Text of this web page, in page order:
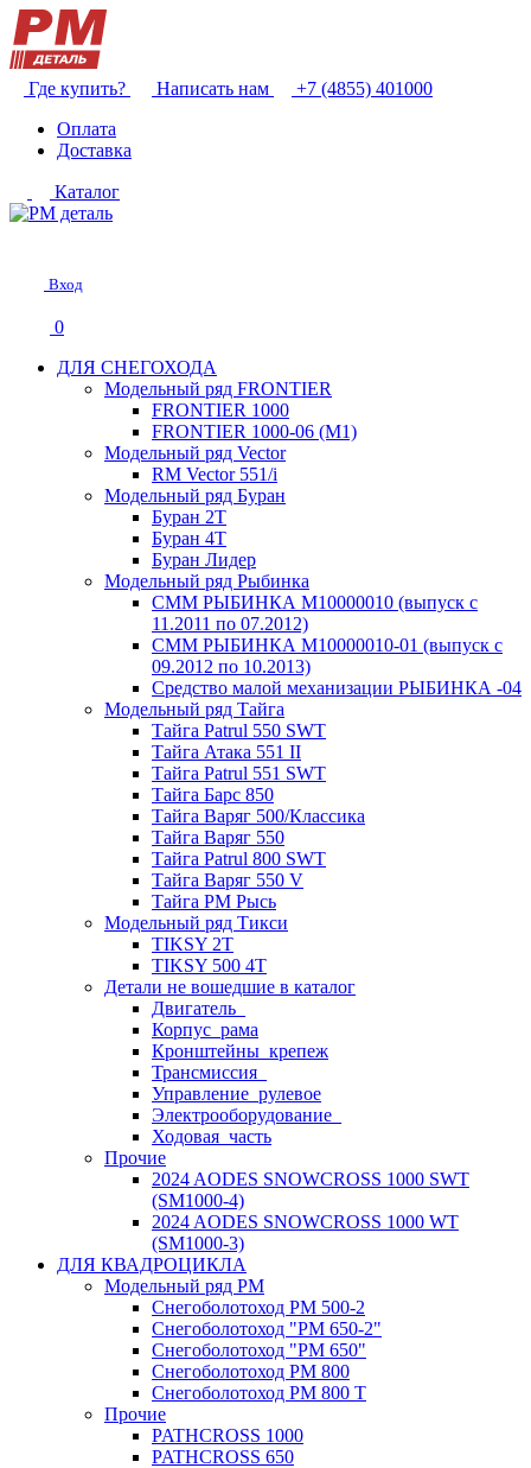
Где купить? Написать нам
+7 (4855) 401000
Оплата
Доставка
Каталог
Вход
0
ДЛЯ СНЕГОХОДА
Модельный ряд FRONTIER
FRONTIER 1000
FRONTIER 1000-06 (М1)
Модельный ряд Vector
RM Vector 551/i
Модельный ряд Буран
Буран 2Т
Буран 4Т
Буран Лидер
Модельный ряд Рыбинка
СММ РЫБИНКА M10000010 (выпуск с
11.2011 по 07.2012)
СММ РЫБИНКА M10000010-01 (выпуск с
09.2012 по 10.2013)
Средство малой механизации РЫБИНКА -04
Модельный ряд Тайга
Тайга Patrul 550 SWT
Тайга Атака 551 II
Тайга Patrul 551 SWT
Тайга Барс 850
Тайга Варяг 500/Классика
Тайга Варяг 550
Тайга Patrul 800 SWT
Тайга Варяг 550 V
Тайга РМ Рысь
Модельный ряд Тикси
TIKSY 2T
TIKSY 500 4T
Детали не вошедшие в каталог
Двигатель_
Корпус_рама
Кронштейны_крепеж
Трансмиссия_
Управление_рулевое
Электрооборудование_
Ходовая_часть
Прочие
2024 AODES SNOWCROSS 1000 SWT
(SM1000-4)
2024 AODES SNOWCROSS 1000 WT
(SM1000-3)
ДЛЯ КВАДРОЦИКЛА
Модельный ряд РМ
Снегоболотоход РМ 500-2
Снегоболотоход "РМ 650-2"
Снегоболотоход "РМ 650"
Снегоболотоход РМ 800
Снегоболотоход РМ 800 Т
Прочие
PATHCROSS 1000
PATHCROSS 650